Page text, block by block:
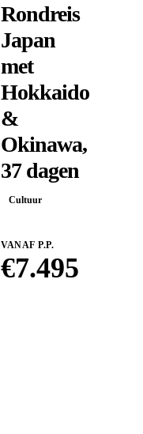
Rondreis
Japan
met
Hokkaido
&
Okinawa,
37 dagen
Cultuur
VANAF P.P.
€7.495